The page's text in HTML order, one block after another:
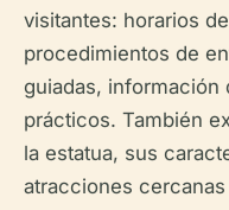
visitantes: horarios
procedimientos de
guiadas,
prácticos. También
la estatua, sus
atracciones